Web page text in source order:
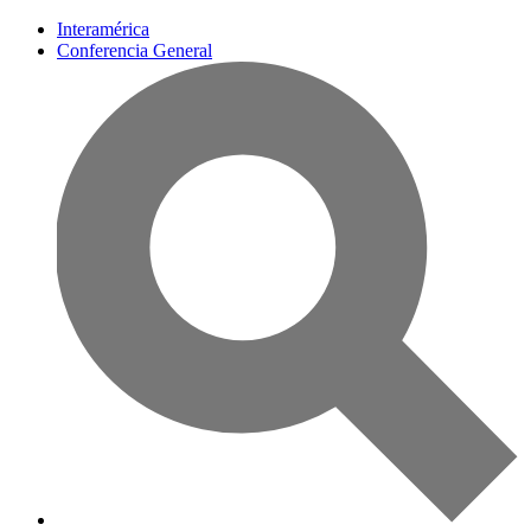
Interamérica
Conferencia General